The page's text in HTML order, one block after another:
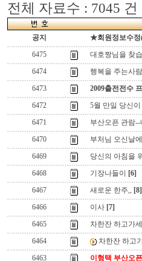
전체 자료수 : 7045 건
공지
★회원정보수
6475
대호짱님을 찾
6474
행복을 주는사람
6473
2009출전전수
6472
5월 만일 당신
6471
부산오픈 관람
6470
부처님 오신날
6469
당신의 아침을
6468
기장나들이
[6]
6467
새로운 한주,, [8]
6466
이사 [7]
6465
차한잔 하고가
6464
차한잔 하고
6463
이형택 부산오